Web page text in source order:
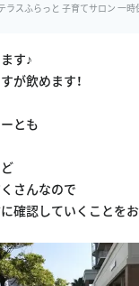
ラスふらっと 子育てサロン 一時
す♪
が飲めます！
とも
さんなので
確認していくことを